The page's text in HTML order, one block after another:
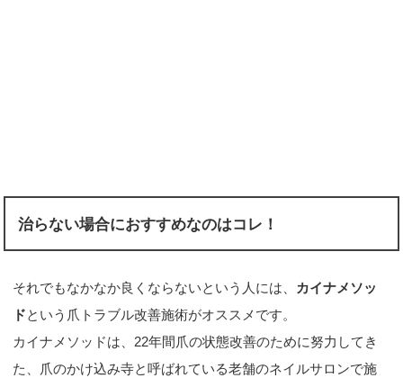
治らない場合におすすめなのはコレ！
それでもなかなか良くならないという人には、 カイナメソッ
ドという爪トラブル改善施術がオススメです。
カイナメソッドは、22年間爪の状態改善のために努力してき
た、爪のかけ込み寺と呼ばれている老舗のネイルサロンで施